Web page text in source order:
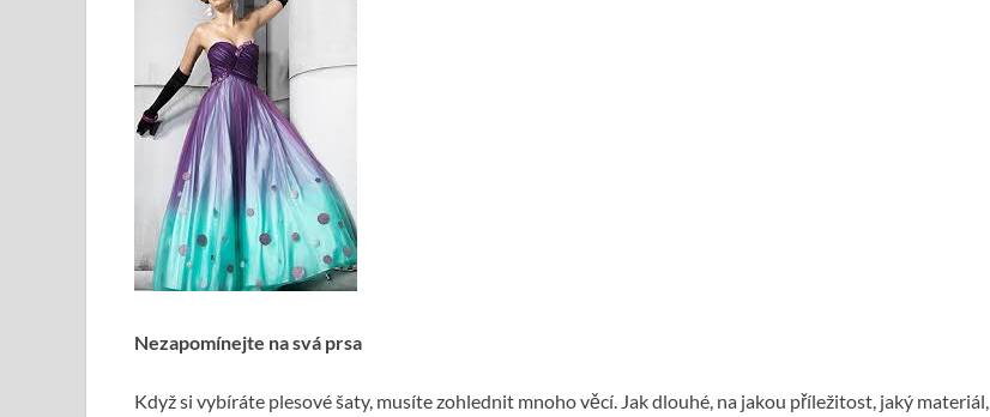
Nezapomínejte na svá prsa
Když si vybíráte plesové šaty, musíte zohlednit mnoho věcí. Jak dlouhé, na jakou příležitost, jaký materiál,